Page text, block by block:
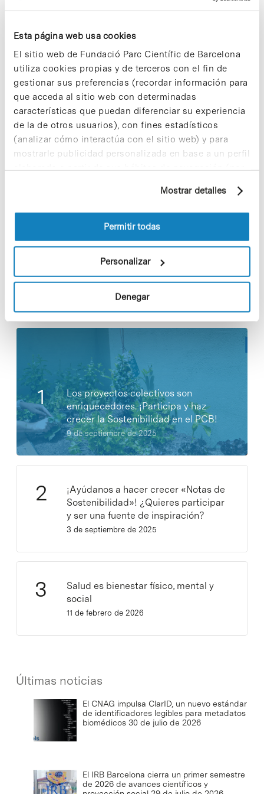
Esta página web usa cookies
El sitio web de Fundació Parc Científic de Barcelona
utiliza cookies propias y de terceros con el fin de
gestionar sus preferencias (recordar información para
que acceda al sitio web con determinadas
características que puedan diferenciar su experiencia
de la de otros usuarios), con fines estadísticos
(analizar cómo interactúa con el sitio web) y para
mostrarle publicidad personalizada en base a un perfil
elaborado a partir de sus hábitos de navegación (por
información sobre las cookies puede consultar
la Política de cookies del sitio web.
Mostrar detalles
Permitir todas
Personalizar
Denegar
serie de proyectos específicos en diferentes
contextos: ensayo_02, en Madrid.06/arte,
Comunidad de Madrid; right cube_01, en
Interpúblicas Experimentamos con el arte,
Barcelona; ensayo_04, en Exposición nº2, Sala
d’Art Jove de la Generalitat, Barcelona; ensayo_06,
en Interferencias, Instituto de Cultura de Terrassa;
R=F/M/I, en La Capilla de Sant Corneli, Museo
Archivo Tomàs Balvey de Cardedeu. Esta serie de
producciones se encuentran en www.luzbroto.net,
donde se expone la metodología de la
investigación y su campo de interés.
Share
Noticias más vistas
Los proyectos colectivos son
enriquecedores. ¡Participa y haz
crecer la Sostenibilidad en el PCB!
9 de septiembre de 2025
¡Ayúdanos a hacer crecer «Notas de
Sostenibilidad»! ¿Quieres participar
y ser una fuente de inspiración?
3 de septiembre de 2025
Salud es bienestar físico, mental y
social
11 de febrero de 2026
Últimas noticias
El CNAG impulsa ClarID, un nuevo estándar
de identificadores legibles para metadatos
biomédicos 30 de julio de 2026
El IRB Barcelona cierra un primer semestre
de 2026 de avances científicos y